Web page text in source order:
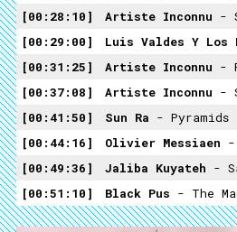
00:28:10
Artiste Inconnu -
00:29:00
Luis Valdes Y Los
00:31:25
Artiste Inconnu -
00:37:08
Artiste Inconnu -
00:41:50
Sun Ra - Pyramids
00:44:16
Olivier Messiaen -
00:49:36
Jaliba Kuyateh -
00:51:10
Black Pus - The